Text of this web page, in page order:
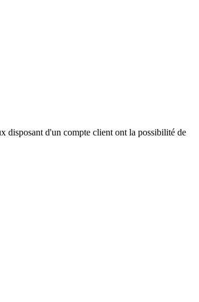
disposant d'un compte client ont la possibilité de